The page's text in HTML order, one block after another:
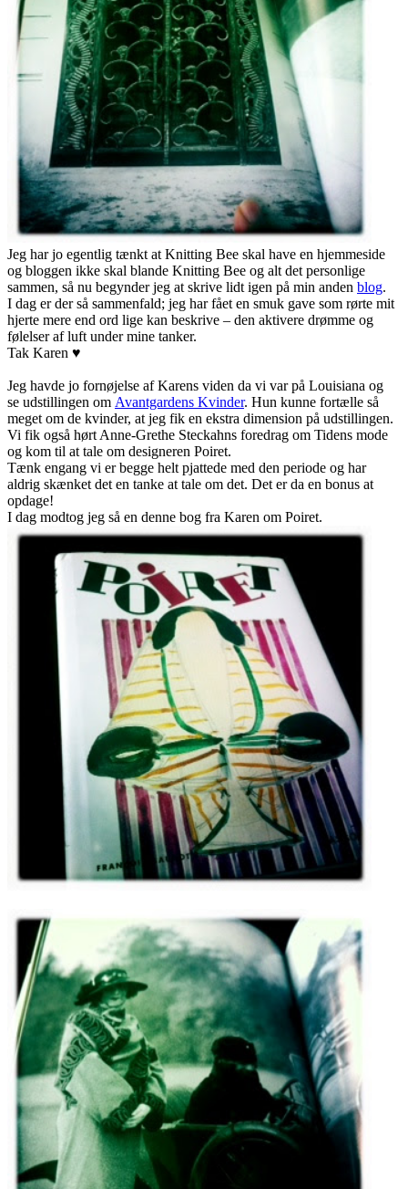
Jeg har jo egentlig tænkt at Knitting Bee skal have en hjemmeside
og bloggen ikke skal blande Knitting Bee og alt det personlige
sammen, så nu begynder jeg at skrive lidt igen på min anden blog.
I dag er der så sammenfald; jeg har fået en smuk gave som rørte mit
hjerte mere end ord lige kan beskrive – den aktivere drømme og
følelser af luft under mine tanker.
Tak Karen ♥
Jeg havde jo fornøjelse af Karens viden da vi var på Louisiana og
se udstillingen om Avantgardens Kvinder. Hun kunne fortælle så
meget om de kvinder, at jeg fik en ekstra dimension på udstillingen.
Vi fik også hørt Anne-Grethe Steckahns foredrag om Tidens mode
og kom til at tale om designeren Poiret.
Tænk engang vi er begge helt pjattede med den periode og har
aldrig skænket det en tanke at tale om det. Det er da en bonus at
opdage!
I dag modtog jeg så en denne bog fra Karen om Poiret.